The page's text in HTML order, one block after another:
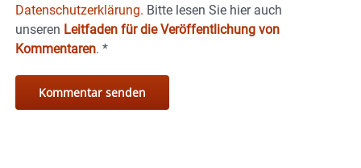
Datenschutzerklärung. Bitte lesen Sie hier auch
unseren Leitfaden für die Veröffentlichung von
Kommentaren. *